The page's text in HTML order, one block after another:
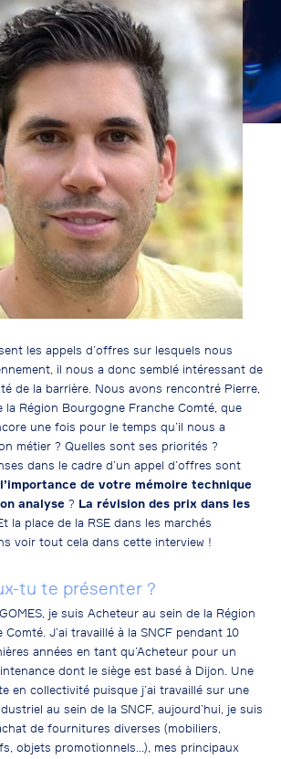
les appels d’offres sur lesquels nous
il nous a donc semblé intéressant de
de la barrière. Nous avons rencontré Pierre,
la Région Bourgogne Franche Comté, que
une fois pour le temps qu’il nous a
métier ? Quelles sont ses priorités ?
dans le cadre d’un appel d’offres sont
de votre mémoire technique
analyse ? La révision des prix dans les
la place de la RSE dans les marchés
voir tout cela dans cette interview !
tu te présenter ?
je suis Acheteur au sein de la Région
J’ai travaillé à la SNCF pendant 10
années en tant qu’Acheteur pour un
dont le siège est basé à Dijon. Une
en collectivité puisque j’ai travaillé sur une
au sein de la SNCF, aujourd’hui, je suis
de fournitures diverses (mobiliers,
objets promotionnels...), mes principaux